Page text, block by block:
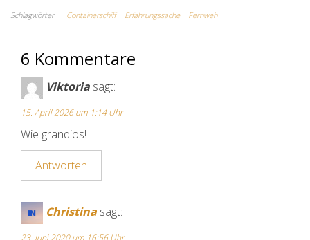
Schlagwörter Containerschiff Erfahrungssache Fernweh
6 Kommentare
Viktoria sagt:
15. April 2026 um 1:14 Uhr
Wie grandios!
Antworten
Christina sagt: